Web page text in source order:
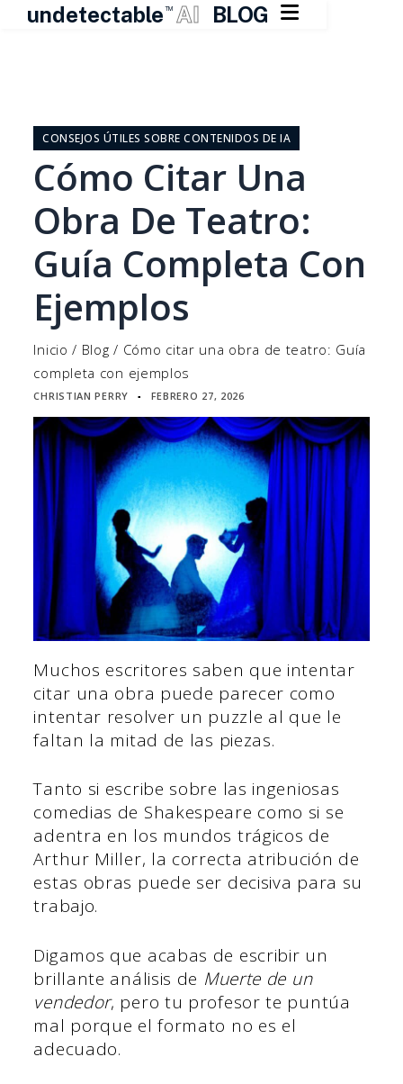
undetectable TM AI BLOG 
contenidoCONSEJOS ÚTILES SOBRE CONTENIDOS DE IA
Cómo Citar Una
Obra De Teatro:
Guía Completa Con
Ejemplos
Inicio / Blog / Cómo citar una obra de teatro: Guía
completa con ejemplos
CHRISTIAN PERRY ▪ FEBRERO 27, 2026
Muchos escritores saben que intentar
citar una obra puede parecer como
intentar resolver un puzzle al que le
faltan la mitad de las piezas.
Tanto si escribe sobre las ingeniosas
comedias de Shakespeare como si se
adentra en los mundos trágicos de
Arthur Miller, la correcta atribución de
estas obras puede ser decisiva para su
trabajo.
Digamos que acabas de escribir un
brillante análisis de Muerte de un
vendedor, pero tu profesor te puntúa
mal porque el formato no es el
adecuado.